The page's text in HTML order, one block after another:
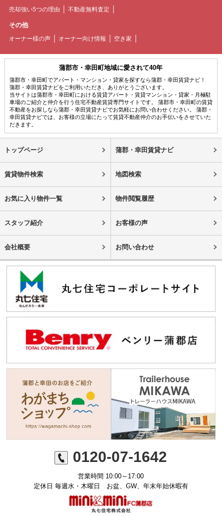
売却強い5つの理由 不動産無料査定
その他
オーナー様の声 オーナー向け情報 空き家
蒲郡市・幸田町地域に愛されて40年
蒲郡市・幸田町でアパート・マンション・貸家を探すなら蒲郡・幸田賃貸ナビ！
蒲郡・幸田賃貸ナビをご利用いただき、ありがとうございます。
当サイトは蒲郡市・幸田町における賃貸アパート・賃貸マンション・貸家・月極駐
車場のご紹介と仲介を行う住宅不動産賃貸専門サイトです。 蒲郡市・幸田町の賃貸
不動産をお探しなら蒲郡・幸田賃貸ナビでお気軽にお問い合わせください。 蒲郡・
幸田賃貸ナビでは、お客様の立場にたって賃貸不動産仲介のお手伝いをさせていた
だきます。
トップページ 蒲郡・幸田賃貸ナビ
賃貸物件検索 地図検索
お気に入り物件一覧 物件閲覧履歴
スタッフ紹介 お客様の声
会社概要 お問い合わせ
0120-07-1642
営業時間 10:00～17:00
定休日 毎週水・木曜日 お盆、GW、年末年始休暇有